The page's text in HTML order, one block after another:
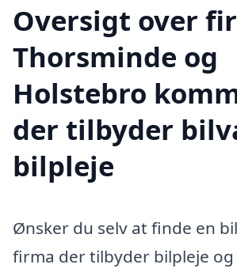
Oversigt over
Thorsminde og
Holstebro
der tilbyder
bilpleje
Ønsker du selv at finde en
firma der tilbyder bilpleje